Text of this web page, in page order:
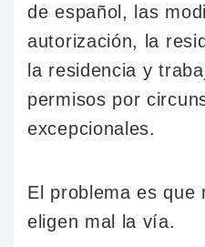
de español, las
autorización, la
la residencia y
permisos por
excepcionales.
El problema es que
eligen mal la vía.